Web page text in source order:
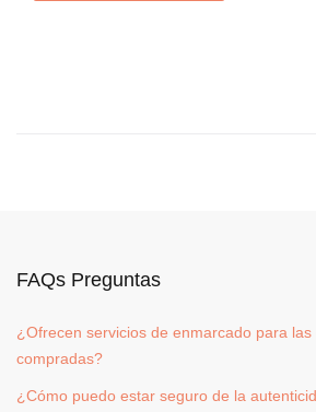
FAQs Preguntas
¿Ofrecen servicios de enmarcado para
compradas?
¿Cómo puedo estar seguro de la